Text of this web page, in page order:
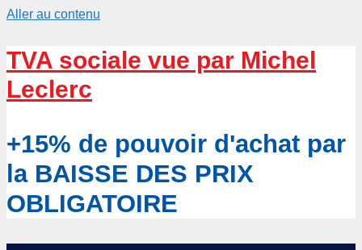
Aller au contenu
TVA sociale vue par Michel
Leclerc
+15% de pouvoir d'achat par
la BAISSE DES PRIX
OBLIGATOIRE